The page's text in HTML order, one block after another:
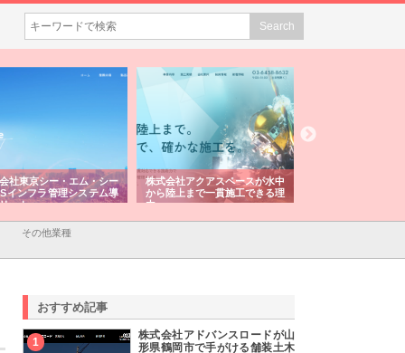
社東京シー・エム・シー
インフラ管理システム導
ット
株式会社アクアスペースが水中
から陸上まで一貫施工できる理
由
その他業種
おすすめ記事
1
株式会社アドバンスロードが山
形県鶴岡市で手がける舗装土木